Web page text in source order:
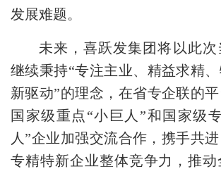
发展难题。
未来，喜跃发集团将以此次
继续秉持“专注主业、精益求精
新驱动”的理念，在省专企联的
国家级重点“小巨人”和国家级
人”企业加强交流合作，携手共
专精特新企业整体竞争力，推